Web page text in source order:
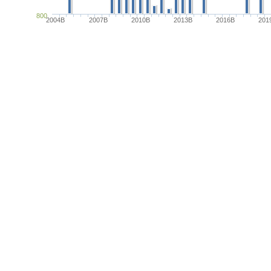
2004B 2007B 2010B 2013B 2016B
800